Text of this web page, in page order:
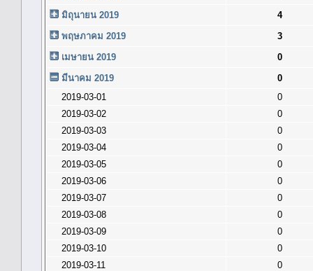
มิถุนายน 2019
4
พฤษภาคม 2019
3
เมษายน 2019
0
มีนาคม 2019
0
2019-03-01
0
2019-03-02
0
2019-03-03
0
2019-03-04
0
2019-03-05
0
2019-03-06
0
2019-03-07
0
2019-03-08
0
2019-03-09
0
2019-03-10
0
2019-03-11
0